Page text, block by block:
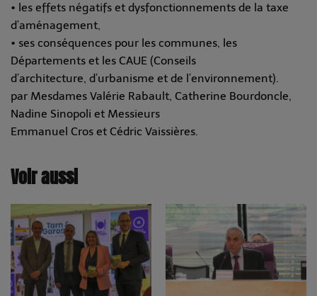
• les effets négatifs et dysfonctionnements de la taxe
d’aménagement,
• ses conséquences pour les communes, les
Départements et les CAUE (Conseils
d’architecture, d’urbanisme et de l’environnement).
par Mesdames Valérie Rabault, Catherine Bourdoncle,
Nadine Sinopoli et Messieurs
Emmanuel Cros et Cédric Vaissières.
Voir aussi